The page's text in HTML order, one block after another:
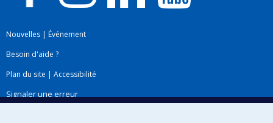
Nouvelles | Événement
Besoin d'aide ?
Plan du site | Accessibilité
Signaler une erreur